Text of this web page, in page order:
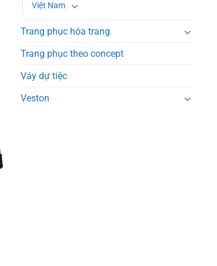
Việt Nam
Trang phục hóa trang
Trang phục theo concept
Váy dự tiệc
Veston